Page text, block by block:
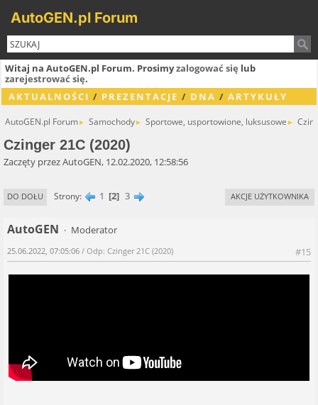
AutoGEN.pl Forum
Witaj na AutoGEN.pl Forum. Prosimyzalogować się lub
zarejestrować się.
AKTUALNOŚCI / PREZENTACJE / DNA / ARTYKUŁY
AutoGEN.pl Forum► Samochody► Sportowe, usportowione, luksusowe ►
Czinger 21C (2020)
Zaczęty przez AutoGEN, 12.02.2020, 12:58:56
DO DOŁU Strony 1 2 3 AKCJE UŻYTKOWNIKA
AutoGEN
Moderator
#15
25.06.2022, 07:05:06 / Odp: Czinger 21C (2020)